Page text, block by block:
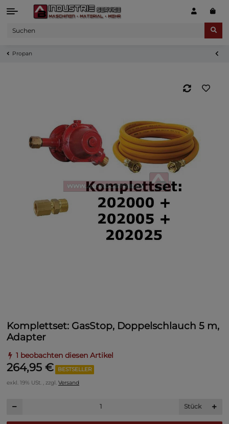
Propan
Komplettset: GasStop, Doppelschlauch 5 m,
Adapter
1 beobachten diesen Artikel
264,95 €
BESTSELLER
exkl. 19% USt. , zzgl. Versand
Stück